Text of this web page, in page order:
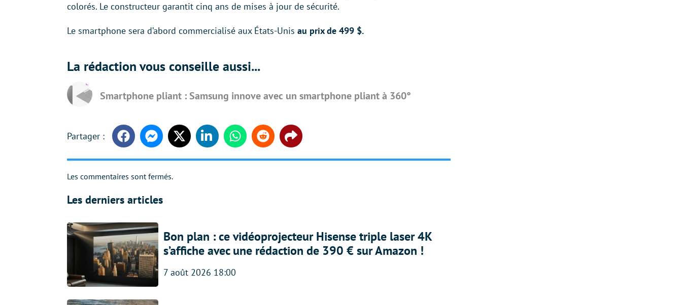
colorés. Le constructeur garantit cinq ans de mises à jour de sécurité.
Le smartphone sera d’abord commercialisé aux États-Unis au prix de 499 $.
La rédaction vous conseille aussi...
Smartphone pliant : Samsung innove avec un smartphone pliant à 360°
FacebookMessengerTwitter LinkedinWhatsappReddit Share
Les commentaires sont fermés.
Les derniers articles
Bon plan : ce vidéoprojecteur Hisense triple laser 4K
s’affiche avec une rédaction de 390 € sur Amazon !
7 août 2026 18:00